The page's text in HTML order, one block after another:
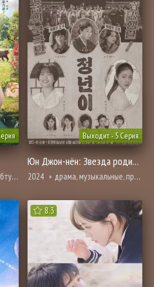
Выходит - 5 Серия
Юн Джон-нён: Звезда родилась
2024 драма, музыкальные, про молодость и любовь, вебтун, повседневность
8.3